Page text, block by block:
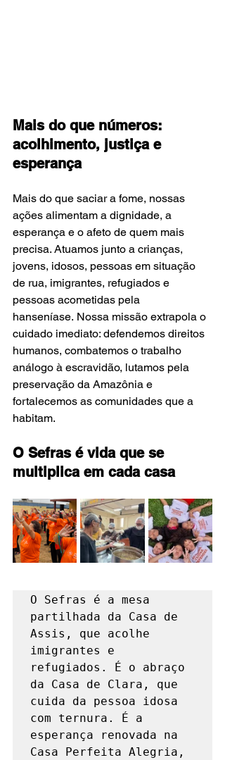
Mais do que números:
acolhimento, justiça e
esperança
Mais do que saciar a fome, nossas
ações alimentam a dignidade, a
esperança e o afeto de quem mais
precisa. Atuamos junto a crianças,
jovens, idosos, pessoas em situação
de rua, imigrantes, refugiados e
pessoas acometidas pela
hanseníase. Nossa missão extrapola o
cuidado imediato: defendemos direitos
humanos, combatemos o trabalho
análogo à escravidão, lutamos pela
preservação da Amazônia e
fortalecemos as comunidades que a
habitam.
O Sefras é vida que se
multiplica em cada casa
O Sefras é a mesa
partilhada da Casa de
Assis, que acolhe
imigrantes e
refugiados. É o abraço
da Casa de Clara, que
cuida da pessoa idosa
com ternura. É a
esperança renovada na
Casa Perfeita Alegria,